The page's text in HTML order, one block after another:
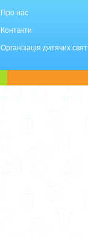
Про нас
Контакти
Організація дитячих свят